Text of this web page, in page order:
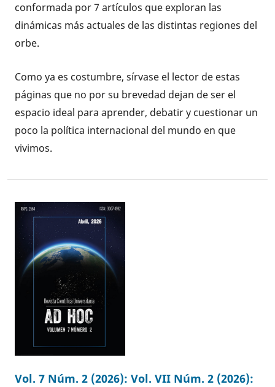
conformada por 7 artículos que exploran las
dinámicas más actuales de las distintas regiones del
orbe.
Como ya es costumbre, sírvase el lector de estas
páginas que no por su brevedad dejan de ser el
espacio ideal para aprender, debatir y cuestionar un
poco la política internacional del mundo en que
vivimos.
Vol. 7 Núm. 2 (2026): Vol. VII Núm. 2 (2026):